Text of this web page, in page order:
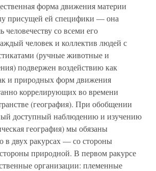
форма движения материи
присущей ей специфики — она
человечеству со всеми его
человек и коллектив людей с
(ручные животные и
подвержен воздействию как
и природных форм движения
коррелирующих во времени
(география). При обобщении
доступный наблюдению и изучению
география) мы обязаны
в двух ракурсах — со стороны
природной. В первом ракурсе
организации: племенные